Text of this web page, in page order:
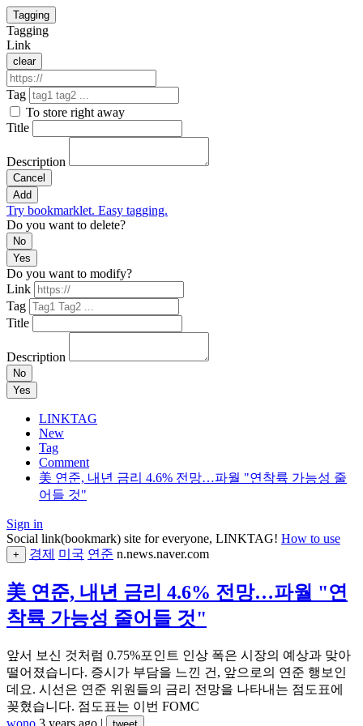
Tagging
Tagging
Link
clear
Tag
To store right away
Title
Description
Cancel
Add
Try bookmarklet. Easy tagging.
Do you want to delete?
No
Yes
Do you want to modify?
Link
Tag
Title
Description
No
Yes
LINKTAG
New
Tag
Comment
美 연준, 내년 금리 4.6% 전망…파월 "연착륙 가능성 줄
어들 것"
Sign in
Social link(bookmark) site for everyone, LINKTAG! How to use
+ 경제 미국 연준 n.news.naver.com
美 연준, 내년 금리 4.6% 전망…파월 "연
착륙 가능성 줄어들 것"
앞서 보신 것처럼 0.75%포인트 인상 폭은 시장의 예상과 맞아
떨어졌습니다. 증시가 부담을 느낀 건, 앞으로의 연준 행보인
데요. 시선은 연준 위원들의 금리 전망을 나타내는 점도표에
꽂혔습니다. 점도표는 이번 FOMC
wono 3 years ago |